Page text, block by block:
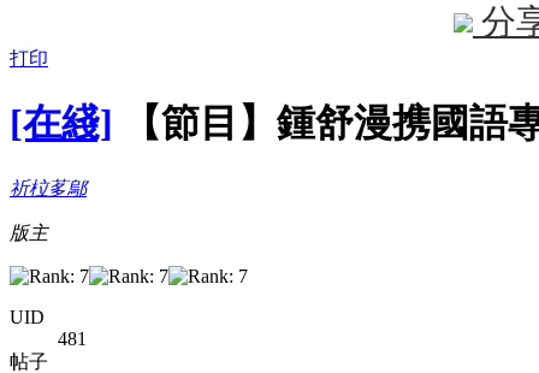
分
打印
[在綫] 【節目】鍾舒漫携國語
祈柆茤鄔
版主
UID
481
帖子